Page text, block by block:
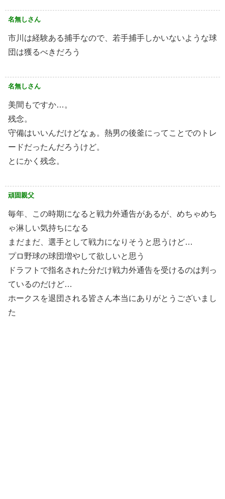
名無しさん
市川は経験ある捕手なので、若手捕手しかいないような球
団は獲るべきだろう
名無しさん
美間もですか…。
残念。
守備はいいんだけどなぁ。熱男の後釜にってことでのトレ
ードだったんだろうけど。
とにかく残念。
頑固親父
毎年、この時期になると戦力外通告があるが、めちゃめち
ゃ淋しい気持ちになる
まだまだ、選手として戦力になりそうと思うけど…
プロ野球の球団増やして欲しいと思う
ドラフトで指名された分だけ戦力外通告を受けるのは判っ
ているのだけど…
ホークスを退団される皆さん本当にありがとうございまし
た